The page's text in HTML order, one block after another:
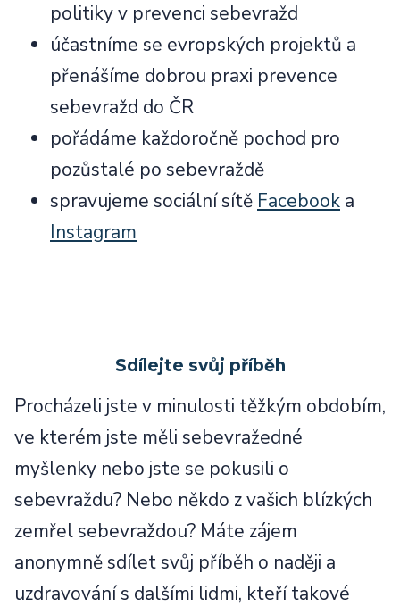
politiky v prevenci sebevražd
účastníme se evropských projektů a
přenášíme dobrou praxi prevence
sebevražd do ČR
pořádáme každoročně pochod pro
pozůstalé po sebevraždě
spravujeme sociální sítě Facebook a
Instagram
Sdílejte svůj příběh
Procházeli jste v minulosti těžkým obdobím,
ve kterém jste měli sebevražedné
myšlenky nebo jste se pokusili o
sebevraždu? Nebo někdo z vašich blízkých
zemřel sebevraždou? Máte zájem
anonymně sdílet svůj příběh o naději a
uzdravování s dalšími lidmi, kteří takové